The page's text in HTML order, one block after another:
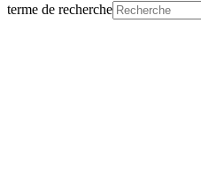
terme de recherche